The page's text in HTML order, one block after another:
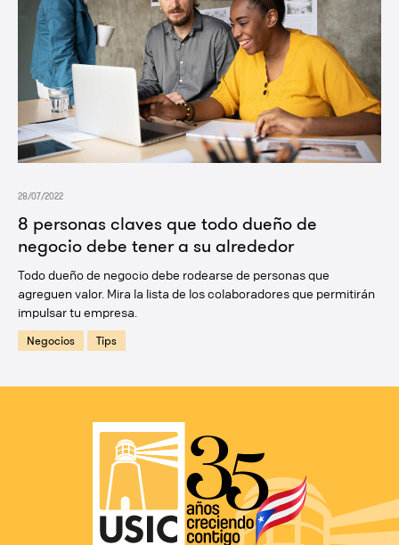
8 personas claves que todo dueño de
negocio debe tener a su alrededor
28/07/2022
Todo dueño de negocio debe rodearse de personas que
agreguen valor. Mira la lista de los colaboradores que permitirán
impulsar tu empresa.
Negocios Tips